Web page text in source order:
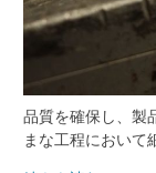
出
品
保
証
品質を確保し、製
まな工程において